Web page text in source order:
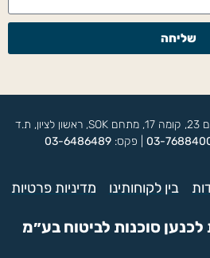
שליחה
בניין MILLENIA, שד' הראשונים 23, קומה 17, מתחם SOK, ראשון לציון, ת.ד
03- | פקס:03-6486489
בין לקוחותינו מדיניות פרטיות
לכנען סוכנות לביטוח בע״מ